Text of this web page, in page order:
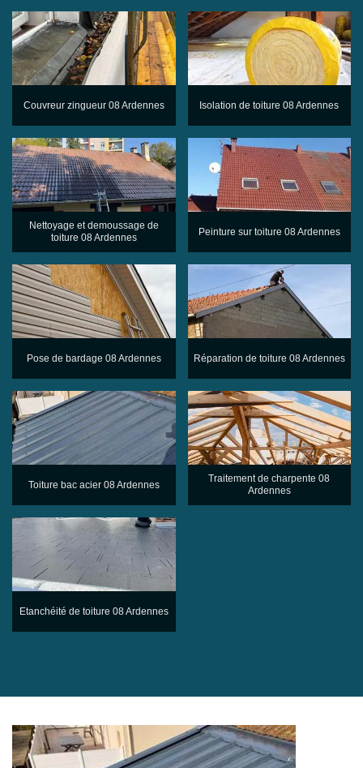
Couvreur zingueur 08 Ardennes Isolation de toiture 08 Ardennes
Nettoyage et demoussage de
toiture 08 Ardennes
Peinture sur toiture 08 Ardennes
Pose de bardage 08 Ardennes Réparation de toiture 08 Ardennes
Toiture bac acier 08 Ardennes
Traitement de charpente 08
Ardennes
Etanchéité de toiture 08 Ardennes